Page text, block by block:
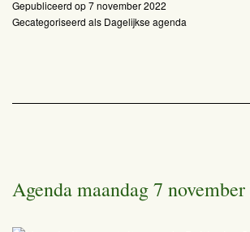
november
2022
Gepubliceerd op7 november 2022
Gecategoriseerd als Dagelijkse agenda
Agenda maandag 7